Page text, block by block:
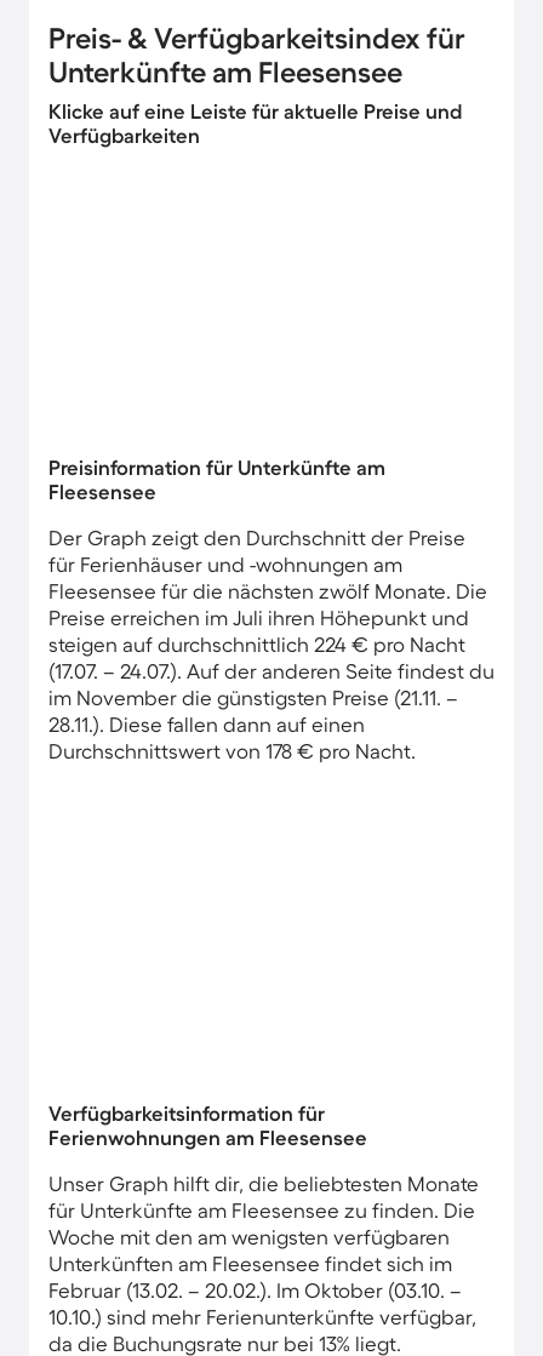
Preis- & Verfügbarkeitsindex für
Unterkünfte am Fleesensee
Klicke auf eine Leiste für aktuelle Preise und
Verfügbarkeiten
Preisinformation für Unterkünfte am
Fleesensee
Der Graph zeigt den Durchschnitt der Preise
für Ferienhäuser und -wohnungen am
Fleesensee für die nächsten zwölf Monate. Die
Preise erreichen im Juli ihren Höhepunkt und
steigen auf durchschnittlich 224 € pro Nacht
(17.07. – 24.07.). Auf der anderen Seite findest du
im November die günstigsten Preise (21.11. –
28.11.). Diese fallen dann auf einen
Durchschnittswert von 178 € pro Nacht.
Verfügbarkeitsinformation für
Ferienwohnungen am Fleesensee
Unser Graph hilft dir, die beliebtesten Monate
für Unterkünfte am Fleesensee zu finden. Die
Woche mit den am wenigsten verfügbaren
Unterkünften am Fleesensee findet sich im
Februar (13.02. – 20.02.). Im Oktober (03.10. –
10.10.) sind mehr Ferienunterkünfte verfügbar,
da die Buchungsrate nur bei 13% liegt.